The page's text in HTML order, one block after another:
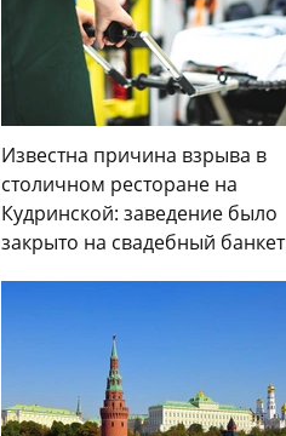
Известна причина взрыва в
столичном ресторане на
Кудринской: заведение было
закрыто на свадебный банкет